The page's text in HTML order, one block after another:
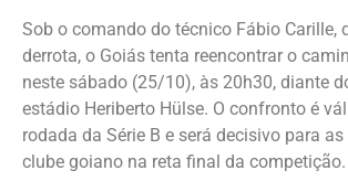
Sob o comando do técnico Fábio Carille,
derrota, o Goiás tenta reencontrar o
neste sábado (25/10), às 20h30, diante
estádio Heriberto Hülse. O confronto é
rodada da Série B e será decisivo para
clube goiano na reta final da competição.